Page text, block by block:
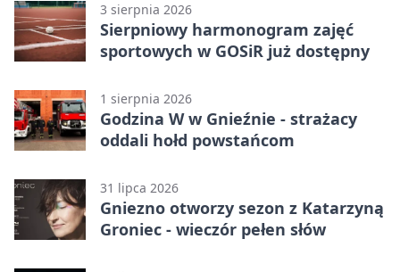
3 sierpnia 2026
Sierpniowy harmonogram zajęć
sportowych w GOSiR już dostępny
1 sierpnia 2026
Godzina W w Gnieźnie - strażacy
oddali hołd powstańcom
31 lipca 2026
Gniezno otworzy sezon z Katarzyną
Groniec - wieczór pełen słów